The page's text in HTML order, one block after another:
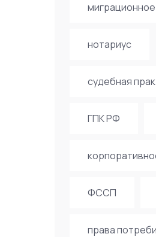
нотариус
судебная
ГПК РФ
ФССП
права